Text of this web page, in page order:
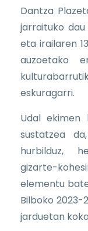
Dantza
jarraituko
eta irailaren
auzoetako
eskuragarri.
Udal ekimen
sustatzea
hurbilduz,
gizarte-
elementu
Bilboko 2023-
jarduetan